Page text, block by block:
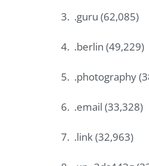
3. .guru (62,085)
4. .berlin (49,229)
5. .photography
6. .email (33,328)
7. .link (32,963)